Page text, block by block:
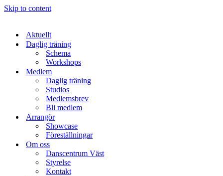
Skip to content
Aktuellt
Daglig träning
Schema
Workshops
Medlem
Daglig träning
Studios
Medlemsbrev
Bli medlem
Arrangör
Showcase
Föreställningar
Om oss
Danscentrum Väst
Styrelse
Kontakt